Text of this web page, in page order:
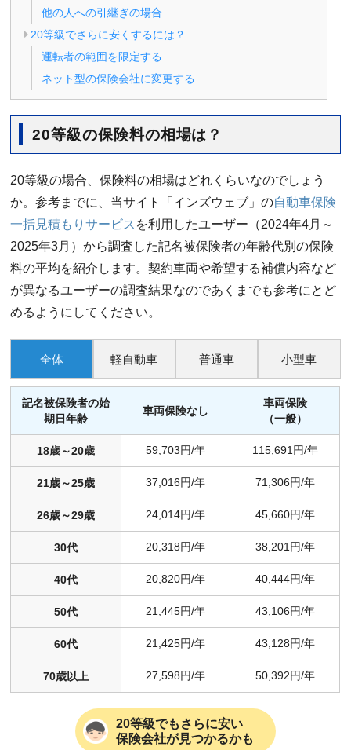
他の人への引継ぎの場合
20等級でさらに安くするには？
運転者の範囲を限定する
ネット型の保険会社に変更する
20等級の保険料の相場は？
20等級の場合、保険料の相場はどれくらいなのでしょう
か。参考までに、当サイト「インズウェブ」の自動車保険
一括見積もりサービス を利用したユーザー（2024年4月～
2025年3月）から調査した記名被保険者の年齢代別の保険
料の平均を紹介します。契約車両や希望する補償内容など
が異なるユーザーの調査結果なのであくまでも参考にとど
めるようにしてください。
全体
記名被保険者の始
期日年齢
車両保険なし
車両保険
（一般）
18歳～20歳 59,703円/年 115,691円/年
21歳～25歳 37,016円/年 71,306円/年
26歳～29歳 24,014円/年 45,660円/年
30代 20,318円/年 38,201円/年
40代 20,820円/年 40,444円/年
50代 21,445円/年 43,106円/年
60代 21,425円/年 43,128円/年
70歳以上 27,598円/年 50,392円/年
軽自動車 普通車 小型車
20等級でもさらに安い
保険会社が見つかるかも